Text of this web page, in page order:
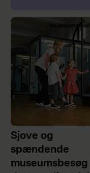
Sponsoreret
Sjove og
spændende
museumsbesøg